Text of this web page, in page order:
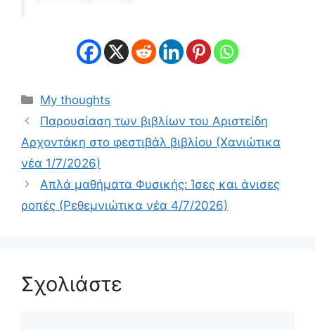
Κατηγορίες
My thoughts
Παρουσίαση των βιβλίων του Αριστείδη
Αρχοντάκη στο φεστιβάλ βιβλίου (Χανιώτικα
νέα 1/7/2026)
Απλά μαθήματα Φυσικής: Ίσες και άνισες
ροπές (Ρεθεμνιώτικα νέα 4/7/2026)
Σχολιάστε